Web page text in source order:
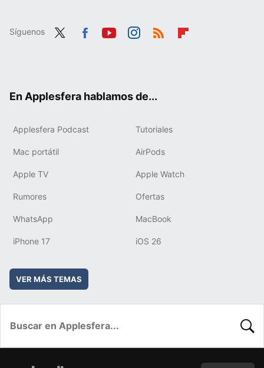
Síguenos
En Applesfera hablamos de...
Applesfera Podcast Tutoriales
Mac portátil AirPods
Apple TV Apple Watch
Rumores Ofertas
WhatsApp MacBook
iPhone 17 iOS 26
VER MÁS TEMAS